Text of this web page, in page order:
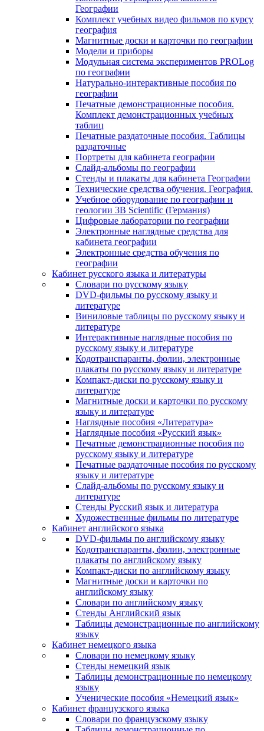
Географии
Комплект учебных видео фильмов по курсу
география
Магнитные доски и карточки по географии
Модели и приборы
Модульная система экспериментов PROLog
по географии
Натурально-интерактивные пособия по
географии
Печатные демонстрационные пособия.
Комплект демонстрационных учебных
таблиц
Печатные раздаточные пособия. Таблицы
раздаточные
Портреты для кабинета географии
Слайд-альбомы по географии
Стенды и плакаты для кабинета Географии
Технические средства обучения. География.
Учебное оборудование по географии и
геологии 3B Scientific (Германия)
Цифровые лаборатории по географии
Электронные наглядные средства для
кабинета географии
Электронные средства обучения по
географии
Кабинет русского языка и литературы
Cловари по русскому языку
DVD-фильмы по русскому языку и
литературе
Виниловые таблицы по русскому языку и
литературе
Интерактивные наглядные пособия по
русскому языку и литературе
Кодотранспаранты, фолии, электронные
плакаты по русскому языку и литературе
Компакт-диски по русскому языку и
литературе
Магнитные доски и карточки по русскому
языку и литературе
Наглядные пособия «Литература»
Наглядные пособия «Русский язык»
Печатные демонстрационные пособия по
русскому языку и литературе
Печатные раздаточные пособия по русскому
языку и литературе
Слайд-альбомы по русскому языку и
литературе
Стенды Русский язык и литература
Художественные фильмы по литературе
Кабинет английского языка
DVD-фильмы по английскому языку
Кодотранспаранты, фолии, электронные
плакаты по английскому языку
Компакт-диски по английскому языку
Магнитные доски и карточки по
английскому языку
Словари по английскому языку
Стенды Английский язык
Таблицы демонстрационные по английскому
языку
Кабинет немецкого языка
Словари по немецкому языку
Стенды немецкий язык
Таблицы демонстрационные по немецкому
языку
Ученические пособия «Немецкий язык»
Кабинет французского языка
Словари по французскому языку